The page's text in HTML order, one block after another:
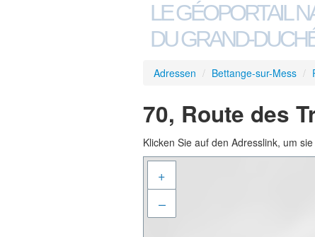
LE GÉOPORTAIL
DU GRAND-
Adressen / Bettange-sur-Mess /
70, Route des
Klicken Sie auf den Adresslink, um
+
–